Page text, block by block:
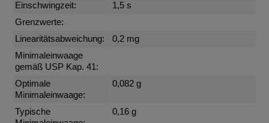
Einschwingzeit:
1,5 s
Grenzwerte:
Linearitätsabweichung:
0,2 mg
Minimaleinwaage
gemäß USP Kap. 41:
Optimale
Minimaleinwaage:
0,082 g
Typische
0,16 g